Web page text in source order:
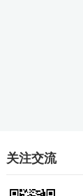
关注交流